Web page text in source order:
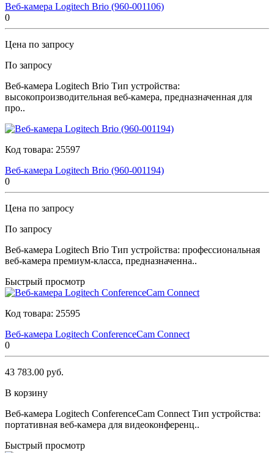
Веб-камера Logitech Brio (960-001106)
0
Цена по запросу
По запросу
Веб-камера Logitech Brio Тип устройства:
высокопроизводительная веб-камера, предназначенная для
про..
Код товара: 25597
Веб-камера Logitech Brio (960-001194)
0
Цена по запросу
По запросу
Веб-камера Logitech Brio Тип устройства: профессиональная
веб-камера премиум-класса, предназначенна..
Быстрый просмотр
Код товара: 25595
Веб-камера Logitech ConferenceCam Connect
0
43 783.00 руб.
В корзину
Веб-камера Logitech ConferenceCam Connect Тип устройства:
портативная веб-камера для видеоконференц..
Быстрый просмотр